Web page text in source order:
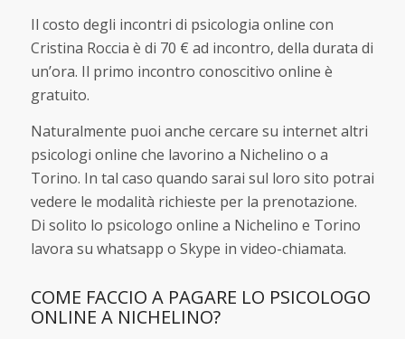
Il costo degli incontri di psicologia online con
Cristina Roccia è di 70 € ad incontro, della durata di
un’ora. Il primo incontro conoscitivo online è
gratuito.
Naturalmente puoi anche cercare su internet altri
psicologi online che lavorino a Nichelino o a
Torino. In tal caso quando sarai sul loro sito potrai
vedere le modalità richieste per la prenotazione.
Di solito lo psicologo online a Nichelino e Torino
lavora su whatsapp o Skype in video-chiamata.
COME FACCIO A PAGARE LO PSICOLOGO
ONLINE A NICHELINO?